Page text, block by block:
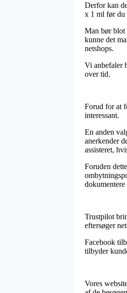
Derfor kan
x 1 ml før du
Man bør blot
kunne det
netshops.
Vi anbefaler
over tid.
Forud for at
interessant.
En anden
anerkender
assisteret,
Foruden
Trustpilot
eftersøger
Facebook
tilbyder
Vores